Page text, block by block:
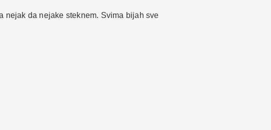
nejak da nejake steknem. Svima bijah sve